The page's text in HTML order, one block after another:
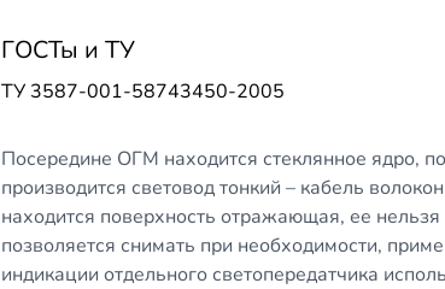
ГОСТы и ТУ
ТУ 3587-001-58743450-2005
Посередине ОГМ находится стеклянное ядро,
производится световод тонкий – кабель
находится поверхность отражающая, ее
позволяется снимать при необходимости,
индикации отдельного светопередатчика